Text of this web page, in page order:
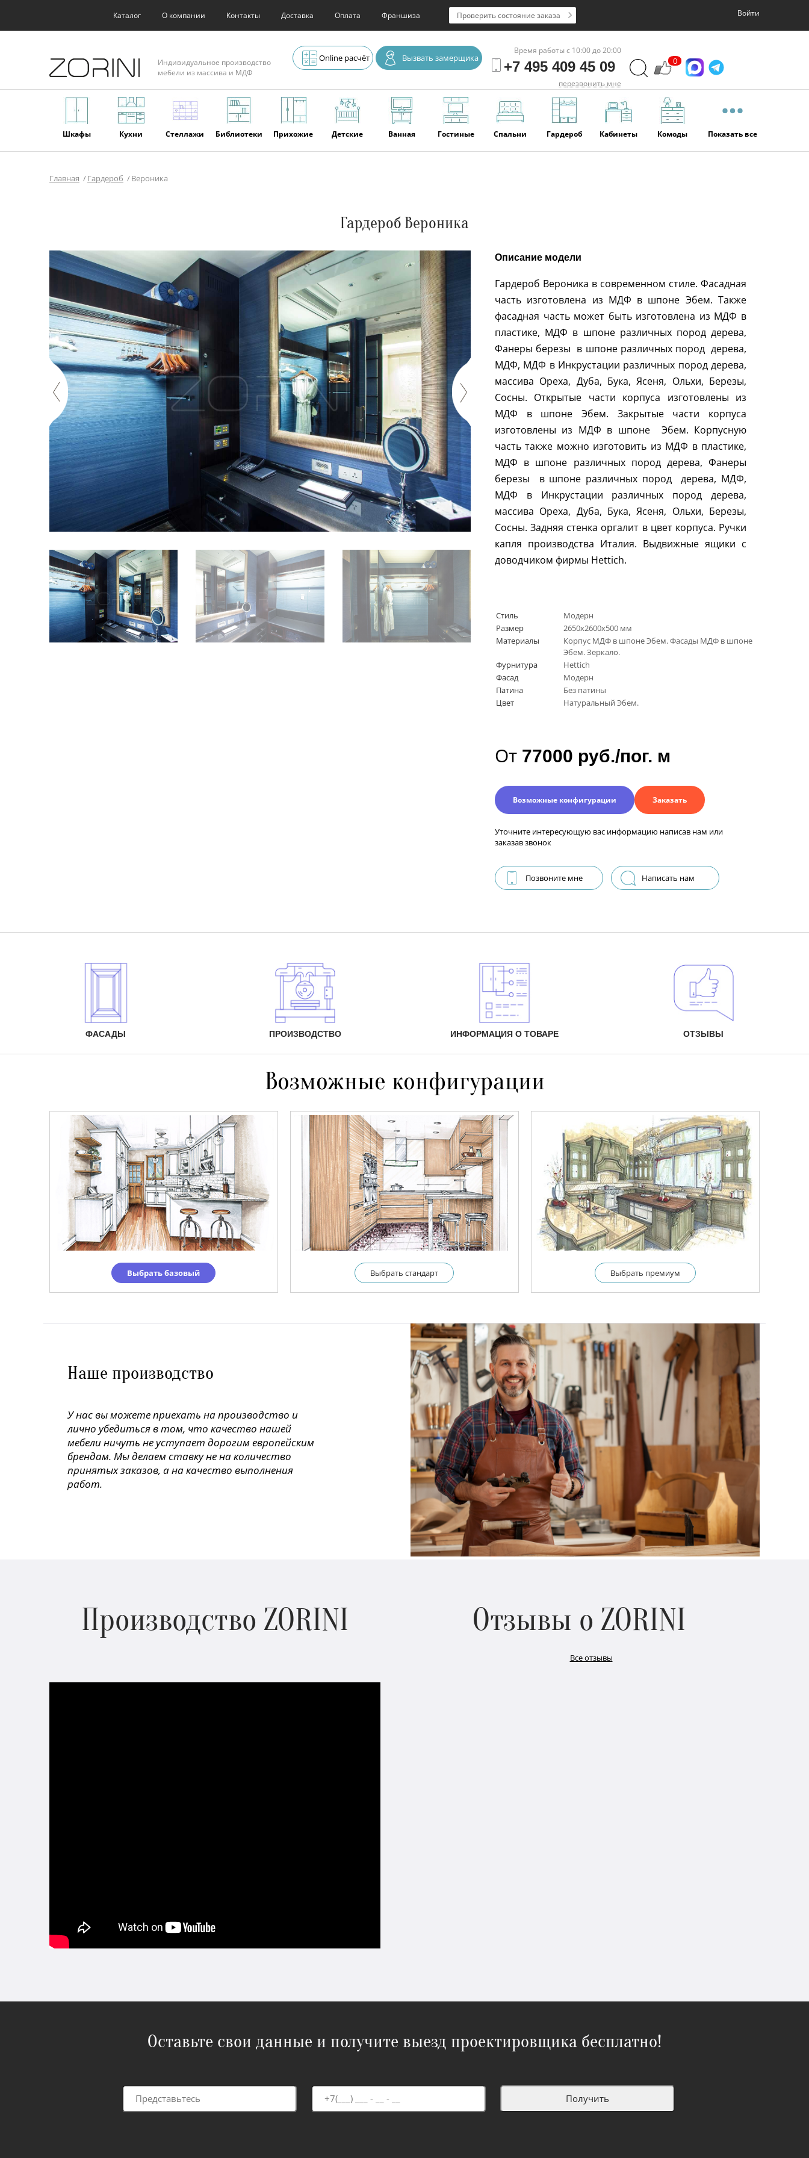
Каталог О компании Контакты Доставка Оплата Франшиза Войти
Проверить состояние заказа
Индивидуальное производство
мебели из массива и МДФ
Online расчёт Вызвать замерщика
Время работы с 10:00 до 20:00
+7 495 409 45 09
перезвонить мне
0
Шкафы Кухни Стеллажи Библиотеки Прихожие Детские Ванная Гостиные Спальни Гардероб Кабинеты Комоды Показать все
Главная Гардероб Вероника
Гардероб Вероника
Описание модели
Гардероб Вероника в современном стиле. Фасадная
часть изготовлена из МДФ в шпоне Эбем. Также
фасадная часть может быть изготовлена из МДФ в
пластике, МДФ в шпоне различных пород дерева,
Фанеры березы в шпоне различных пород дерева,
МДФ, МДФ в Инкрустации различных пород дерева,
массива Ореха, Дуба, Бука, Ясеня, Ольхи, Березы,
Сосны. Открытые части корпуса изготовлены из
МДФ в шпоне Эбем. Закрытые части корпуса
изготовлены из МДФ в шпоне
Эбем. Корпусную
часть также можно изготовить из МДФ в пластике,
МДФ в шпоне различных пород дерева, Фанеры
березы
в шпоне различных пород
дерева, МДФ,
МДФ в Инкрустации различных пород дерева,
массива Ореха, Дуба, Бука, Ясеня, Ольхи, Березы,
Сосны. Задняя стенка оргалит в цвет корпуса. Ручки
капля производства Италия. Выдвижные ящики с
доводчиком фирмы Hettich.
Стиль
Модерн
Размер
2650х2600х500 мм
Материалы
Корпус МДФ в шпоне Эбем. Фасады МДФ в шпоне
Эбем. Зеркало.
Фурнитура
Hettich
Фасад
Модерн
Патина
Без патины
Цвет
Натуральный Эбем.
От 77000 руб./пог. м
Возможные конфигурации Заказать
Уточните интересующую вас информацию написав нам или
заказав звонок
Позвоните мне Написать нам
ФАСАДЫ ПРОИЗВОДСТВО ИНФОРМАЦИЯ О ТОВАРЕ ОТЗЫВЫ
Возможные конфигурации
Выбрать базовый Выбрать cтандарт Выбрать премиум
Наше производство
У нас вы можете приехать на производство и
лично убедиться в том, что качество нашей
мебели ничуть не уступает дорогим европейским
брендам. Мы делаем ставку не на количество
принятых заказов, а на качество выполнения
работ.
Производство ZORINI Отзывы о ZORINI
Все отзывы
Оставьте свои данные и получите выезд проектировщика бесплатно!